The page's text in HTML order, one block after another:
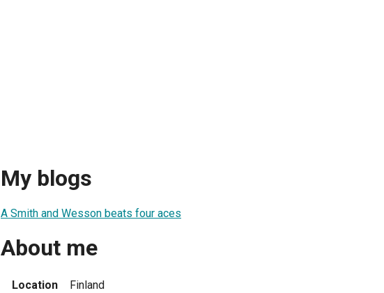
My blogs
A Smith and Wesson beats four aces
About me
Location Finland